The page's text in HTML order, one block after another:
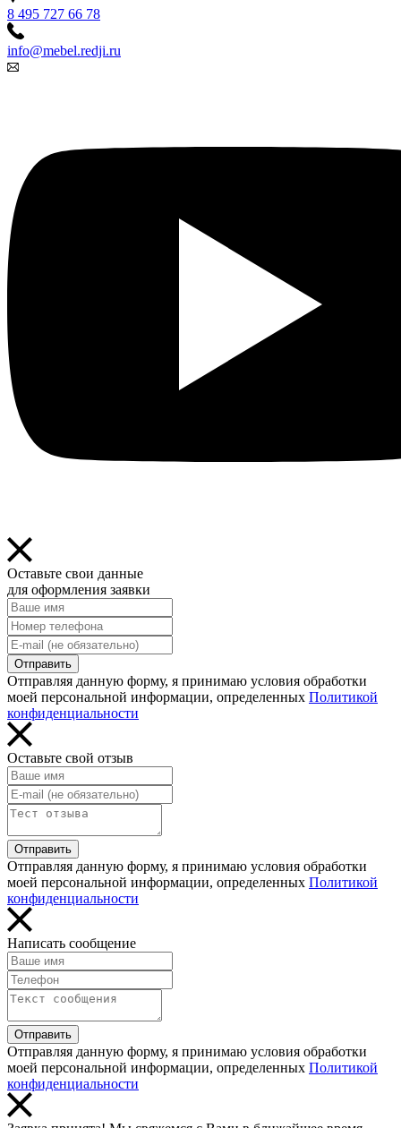
8 495 727 66 78
info@mebel.redji.ru
Оставьте свои данные
для оформления заявки
Отправить
Отправляя данную форму, я принимаю условия обработки
моей персональной информации, определенных Политикой
конфиденциальности
Оставьте свой отзыв
Отправить
Отправляя данную форму, я принимаю условия обработки
моей персональной информации, определенных Политикой
конфиденциальности
Написать сообщение
Отправить
Отправляя данную форму, я принимаю условия обработки
моей персональной информации, определенных Политикой
конфиденциальности